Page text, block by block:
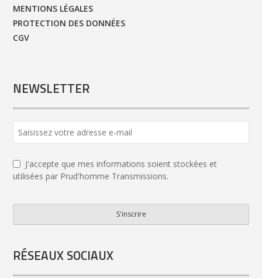
MENTIONS LÉGALES
PROTECTION DES DONNÉES
CGV
NEWSLETTER
J'accepte que mes informations soient stockées et
utilisées par Prud'homme Transmissions.
S'inscrire
Website *
RÉSEAUX SOCIAUX